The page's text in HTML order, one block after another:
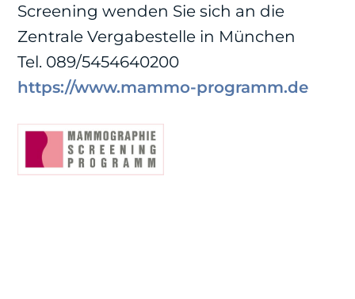
Screening wenden Sie sich an die
Zentrale Vergabestelle in München
Tel. 089/5454640200
https://www.mammo-programm.de